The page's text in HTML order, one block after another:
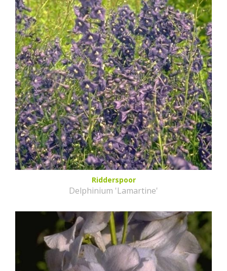
Ridderspoor
Delphinium 'Lamartine'